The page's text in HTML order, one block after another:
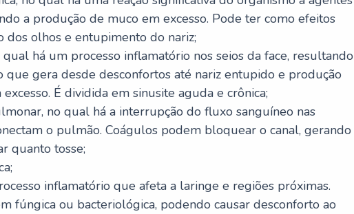
a produção de muco em excesso. Pode ter como efeitos
dos olhos e entupimento do nariz;
qual há um processo inflamatório nos seios da face, resultando
que gera desde desconfortos até nariz entupido e produção
É dividida em sinusite aguda e crônica;
no qual há a interrupção do fluxo sanguíneo nas
o pulmão. Coágulos podem bloquear o canal, gerando
quanto tosse;
inflamatório que afeta a laringe e regiões próximas.
fúngica ou bacteriológica, podendo causar desconforto ao